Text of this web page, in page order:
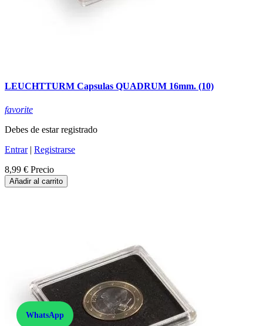
LEUCHTTURM Capsulas QUADRUM 16mm. (10)
favorite
Debes de estar registrado
Entrar| Registrarse
8,99 € Precio
Añadir al carrito
WhatsApp